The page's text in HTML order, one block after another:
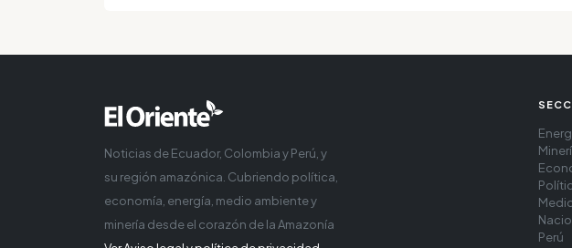
Noticias de Ecuador, Colombia y Perú, y
su región amazónica. Cubriendo política,
economía, energía, medio ambiente y
minería desde el corazón de la Amazonía
Perú